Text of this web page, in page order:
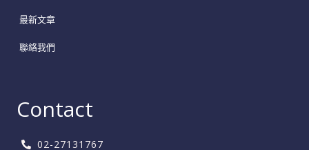
最新文章
聯絡我們
Contact
02-27131767